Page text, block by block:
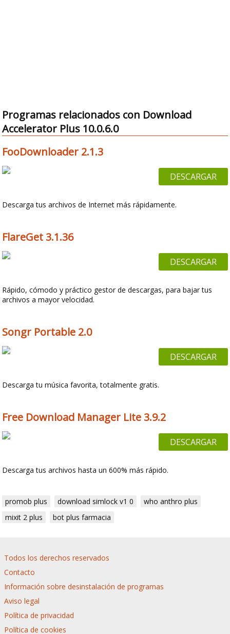
Programas relacionados con Download
Accelerator Plus 10.0.6.0
FooDownloader 2.1.3
DESCARGAR
Descarga tus archivos de Internet más rápidamente.
FlareGet 3.1.36
DESCARGAR
Rápido, cómodo y práctico gestor de descargas, para bajar tus
archivos a mayor velocidad.
Songr Portable 2.0
DESCARGAR
Descarga tu música favorita, totalmente gratis.
Free Download Manager Lite 3.9.2
DESCARGAR
Descarga tus archivos hasta un 600% más rápido.
promob plus download simlock v1 0
who anthro plus
mixit 2 plus
bot plus farmacia
Todos los derechos reservados
Contacto
Información sobre desinstalación de programas
Aviso legal
Política de privacidad
Política de cookies